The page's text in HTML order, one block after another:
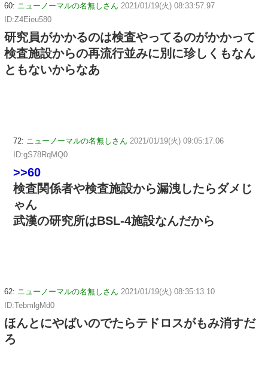
60: ニューノーマルの名無しさん 2021/01/19(火) 08:33:57.97
ID:Z4Eieu580
研究員がかかるのは検査やってるのがかかって
検査施設からの再流行並みに別に珍しくもなん
ともないからなあ
72: ニューノーマルの名無しさん 2021/01/19(火) 09:05:17.06
ID:gS78RqMQ0
>>60
検査関係者や検査施設から漏洩したらダメじ
ゃん
武漢の研究所はBSL-4施設なんだから
62: ニューノーマルの名無しさん 2021/01/19(火) 08:35:13.10
ID:TebmlgMd0
ほんとにやばいのでたらテドロスがもみ消すだ
ろ